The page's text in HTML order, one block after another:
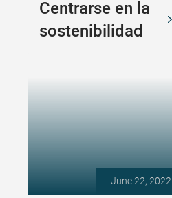
Centrarse en la
sostenibilidad
June 22, 2022